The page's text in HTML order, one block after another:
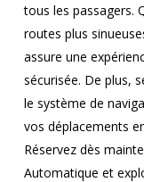
tous les passagers.
routes plus
assure une
sécurisée. De plus,
le système de
vos déplacements
Réservez dès
Automatique et